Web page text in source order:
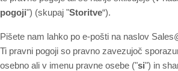
pogoji") (skupaj "Storitve“).
Pišete nam lahko po e-pošti na naslov
Ti pravni pogoji so pravno zavezujoč
osebno ali v imenu pravne osebe ("si") in